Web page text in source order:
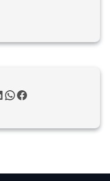
W
t
p
F
e
k